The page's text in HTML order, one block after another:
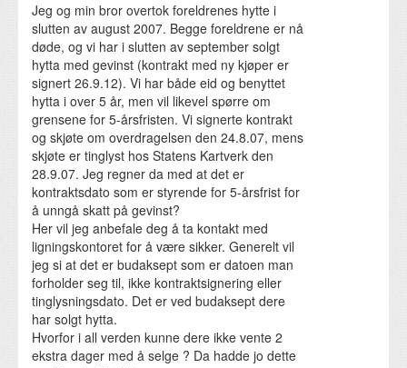
Jeg og min bror overtok foreldrenes hytte i
slutten av august 2007. Begge foreldrene er nå
døde, og vi har i slutten av september solgt
hytta med gevinst (kontrakt med ny kjøper er
signert 26.9.12). Vi har både eid og benyttet
hytta i over 5 år, men vil likevel spørre om
grensene for 5-årsfristen. Vi signerte kontrakt
og skjøte om overdragelsen den 24.8.07, mens
skjøte er tinglyst hos Statens Kartverk den
28.9.07. Jeg regner da med at det er
kontraktsdato som er styrende for 5-årsfrist for
å unngå skatt på gevinst?
Her vil jeg anbefale deg å ta kontakt med
ligningskontoret for å være sikker. Generelt vil
jeg si at det er budaksept som er datoen man
forholder seg til, ikke kontraktsignering eller
tinglysningsdato. Det er ved budaksept dere
har solgt hytta.
Hvorfor i all verden kunne dere ikke vente 2
ekstra dager med å selge ? Da hadde jo dette